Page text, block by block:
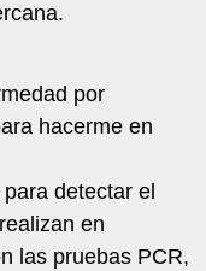
por
hacerme en
detectar el
en
las pruebas PCR,